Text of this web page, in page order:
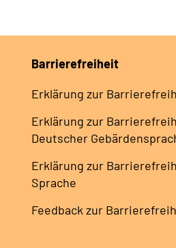
Barrierefreiheit
Erklärung zur
Erklärung zur
Deutscher
Erklärung zur
Sprache
Feedback zur